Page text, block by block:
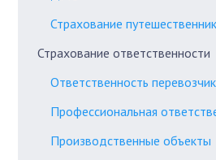
Страхование
Страхование ответственности
Ответственность
Профессиональная
Производственные объекты